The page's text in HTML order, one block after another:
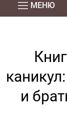
МЕНЮ
и